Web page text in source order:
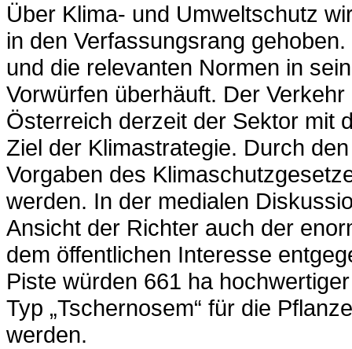
Über Klima- und Umweltschutz
in den Verfassungsrang
und die relevanten Normen in
Vorwürfen überhäuft. Der
Österreich derzeit der Sektor mit
Ziel der Klimastrategie. Durch
Vorgaben des
werden. In der medialen
Ansicht der Richter auch der
dem öffentlichen Interesse
Piste würden 661 ha
Typ „Tschernosem“ für die
werden.